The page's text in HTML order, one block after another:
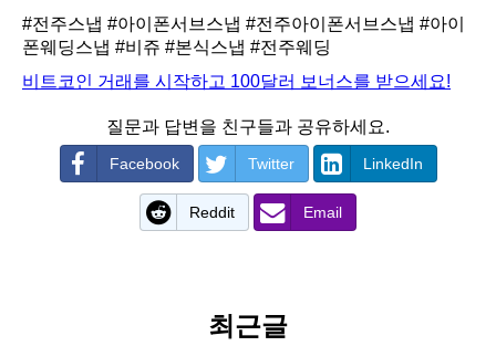
#전주스냅 #아이폰서브스냅 #전주아이폰서브스냅 #아이
폰웨딩스냅 #비쥬 #본식스냅 #전주웨딩
비트코인 거래를 시작하고 100달러 보너스를 받으세요!
질문과 답변을 친구들과 공유하세요.
Facebook Twitter LinkedIn
Reddit Email
최근글